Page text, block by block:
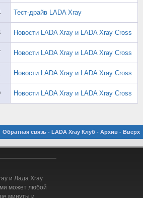
Тест-драйв LADA Xray
Новости LADA Xray и LADA Xray Cross
Новости LADA Xray и LADA Xray Cross
Новости LADA Xray и LADA Xray Cross
Новости LADA Xray и LADA Xray Cross
Обратная связь - LADA Xray Клуб - Архив - Вверх
и Лада Xray
может любой
минуты и